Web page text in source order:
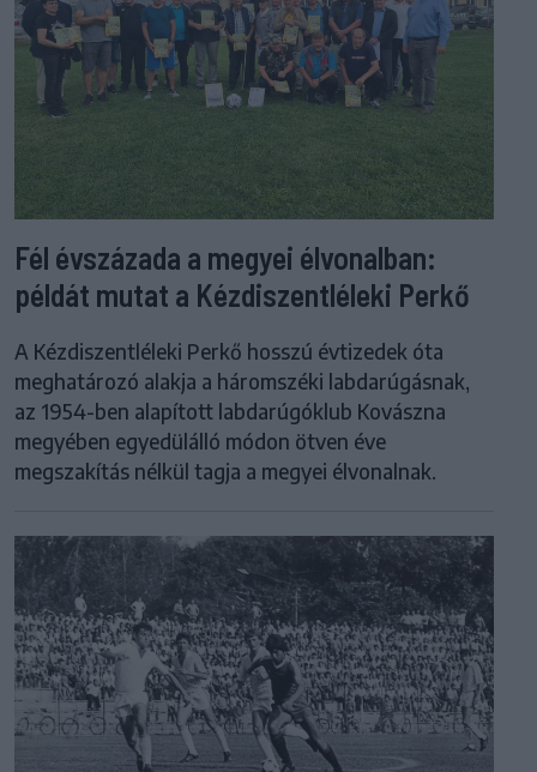
Fél évszázada a megyei élvonalban:
példát mutat a Kézdiszentléleki Perkő
A Kézdiszentléleki Perkő hosszú évtizedek óta
meghatározó alakja a háromszéki labdarúgásnak,
az 1954-ben alapított labdarúgóklub Kovászna
megyében egyedülálló módon ötven éve
megszakítás nélkül tagja a megyei élvonalnak.